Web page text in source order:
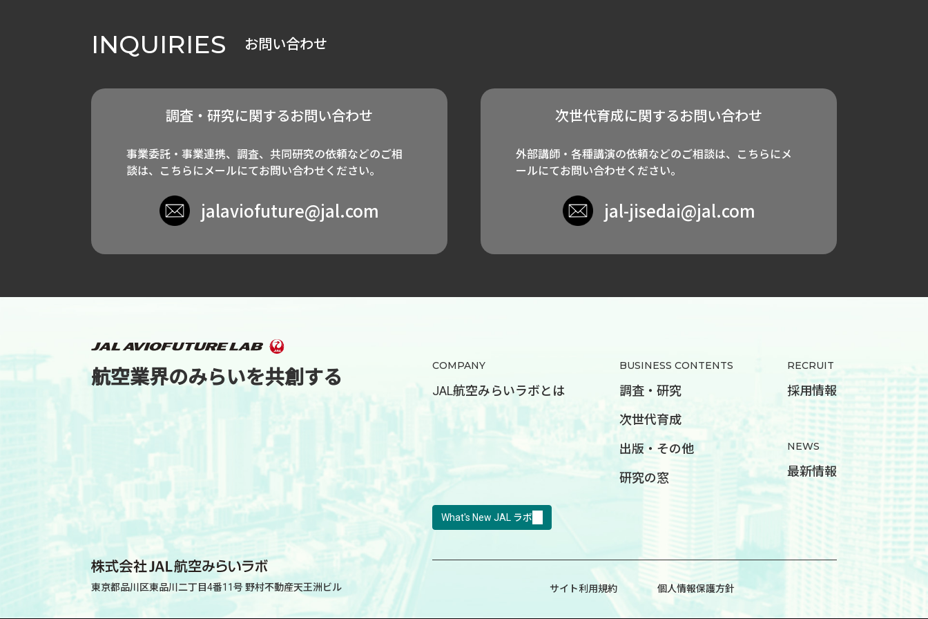
INQUIRIES お問い合わせ
調査・研究に関するお問い合わせ
事業委託・事業連携、調査、共同研究の依頼などのご相
談は、こちらにメールにてお問い合わせください。
jalaviofuture@jal.com
次世代育成に関するお問い合わせ
外部講師・各種講演の依頼などのご相談は、こちらにメ
ールにてお問い合わせください。
jal-jisedai@jal.com
航空業界のみらいを共創する
COMPANY
JAL航空みらいラボとは
BUSINESS CONTENTS
調査・研究
次世代育成
出版・その他
研究の窓
RECRUIT
採用情報
NEWS
最新情報
What's New JAL ラボ
サイト利用規約 個人情報保護方針
東京都品川区東品川二丁目4番11号 野村不動産天王洲ビル